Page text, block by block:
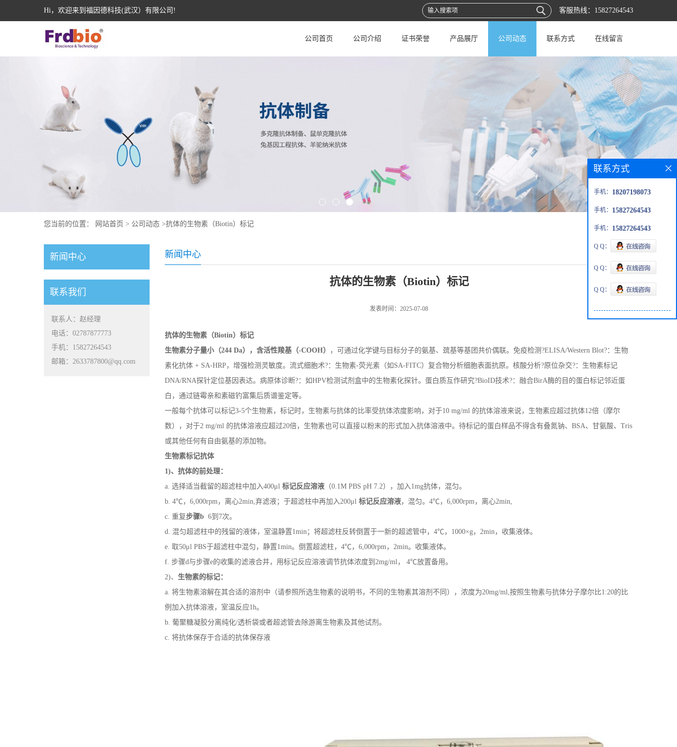
Hi，欢迎来到福因德科技(武汉）有限公司! 客服热线： 15827264543
公司首页 公司介绍 证书荣誉 产品展厅 公司动态 联系方式 在线留言
您当前的位置： 网站首页 > 公司动态 >抗体的生物素（Biotin）标记
新闻中心
联系我们
联系人：赵经理
电话：02787877773
手机：15827264543
邮箱：2633787800@qq.com
新闻中心
抗体的生物素（Biotin）标记
发表时间：2025-07-08
抗体的生物素（Biotin）标记
生物素分子量小（244 Da），含活性羧基（-COOH）
，可通过化学键与目标分子的氨基、巯基等基团共价偶联。免疫检测?ELISA/Western Blot?：生物
素化抗体 + SA-HRP，增强检测灵敏度。流式细胞术?：生物素-荧光素（如SA-FITC）复合物分析细胞表面抗原。核酸分析?原位杂交?：生物素标记
DNA/RNA探针定位基因表达。病原体诊断?：如HPV检测试剂盒中的生物素化探针。蛋白质互作研究?BioID技术?：融合BirA酶的目的蛋白标记邻近蛋
白，通过链霉亲和素磁钓富集后质谱鉴定等。
一般每个抗体可以标记3-5个生物素，标记时，生物素与抗体的比率受抗体浓度影响，对于10 mg/ml 的抗体溶液来说，生物素应超过抗体12倍（摩尔
数），对于2 mg/ml 的抗体溶液应超过20倍，生物素也可以直接以粉末的形式加入抗体溶液中。待标记的蛋白样品不得含有叠氮钠、BSA、甘氨酸、Tris
或其他任何有自由氨基的添加物。
生物素标记抗体
1)、抗体的前处理：
a. 选择适当截留的超滤柱中加入400μl 标记反应溶液 （0.1M PBS pH 7.2），加入1mg抗体，混匀。
b. 4℃，6,000rpm，离心2min,弃滤液；于超滤柱中再加入200μl 标记反应溶液，混匀。4℃，6,000rpm，离心2min,
c. 重复步骤b 6到7次。
d. 混匀超滤柱中的残留的液体，室温静置1min；将超滤柱反转倒置于一新的超滤管中，4℃，1000×g，2min，收集液体。
e. 取50μl PBS于超滤柱中混匀，静置1min。倒置超滤柱，4℃，6,000rpm，2min。收集液体。
f. 步骤d与步骤e的收集的滤液合并，用标记反应溶液调节抗体浓度到2mg/ml， 4℃放置备用。
2)、 生物素的标记：
a. 将生物素溶解在其合适的溶剂中（请参照所选生物素的说明书，不同的生物素其溶剂不同），浓度为20mg/ml,按照生物素与抗体分子摩尔比1:20的比
例加入抗体溶液，室温反应1h。
b. 葡聚糖凝胶分离纯化/透析袋或者超滤管去除游离生物素及其他试剂。
c. 将抗体保存于合适的抗体保存液
联系方式
手机： 18207198073
手机： 15827264543
手机： 15827264543
Q Q：
Q Q：
Q Q：